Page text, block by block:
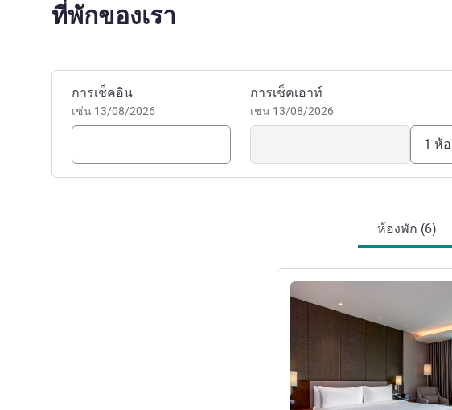
ที่พักของเรา
จองโรงแรมนี้
การเช็คอิน
เช่น 13/08/2026
การเช็คเอาท์
เช่น 13/08/2026
1 ห้
ห้องพัก (6)
ดูรายละเอียด